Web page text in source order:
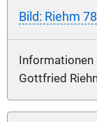
Bild: Riehm 78
Informationen
Gottfried